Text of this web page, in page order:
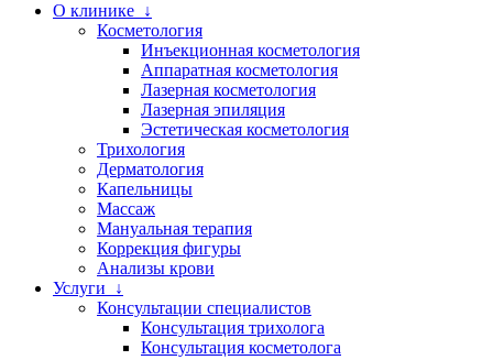
О клинике ↓
Косметология
Инъекционная косметология
Аппаратная косметология
Лазерная косметология
Лазерная эпиляция
Эстетическая косметология
Трихология
Дерматология
Капельницы
Массаж
Мануальная терапия
Коррекция фигуры
Анализы крови
Услуги ↓
Консультации специалистов
Консультация трихолога
Консультация косметолога